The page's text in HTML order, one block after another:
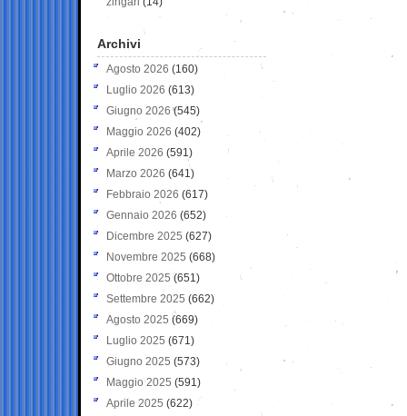
Archivi
Agosto 2026 (160)
Luglio 2026 (613)
Giugno 2026 (545)
Maggio 2026 (402)
Aprile 2026 (591)
Marzo 2026 (641)
Febbraio 2026 (617)
Gennaio 2026 (652)
Dicembre 2025 (627)
Novembre 2025 (668)
Ottobre 2025 (651)
Settembre 2025 (662)
Agosto 2025 (669)
Luglio 2025 (671)
Giugno 2025 (573)
Maggio 2025 (591)
Aprile 2025 (622)